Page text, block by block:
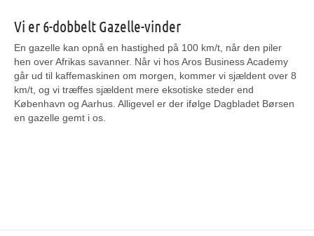
Vi er 6-dobbelt Gazelle-vinder
En gazelle kan opnå en hastighed på 100 km/t, når den piler
hen over Afrikas savanner. Når vi hos Aros Business Academy
går ud til kaffemaskinen om morgen, kommer vi sjældent over 8
km/t, og vi træffes sjældent mere eksotiske steder end
København og Aarhus. Alligevel er der ifølge Dagbladet Børsen
en gazelle gemt i os.